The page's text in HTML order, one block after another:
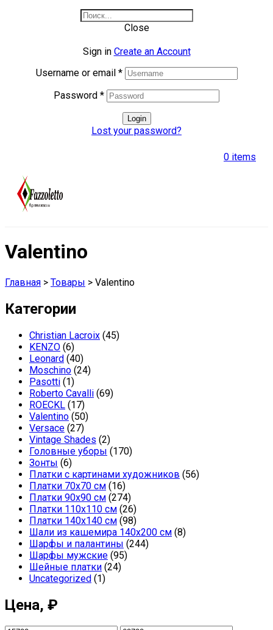
Close
Sign in Create an Account
Username or email *
Password *
Login
Lost your password?
0 items
Valentino
Главная > Товары > Valentino
Категории
Christian Lacroix (45)
KENZO (6)
Leonard (40)
Moschino (24)
Pasotti (1)
Roberto Cavalli (69)
ROECKL (17)
Valentino (50)
Versace (27)
Vintage Shades (2)
Головные уборы (170)
Зонты (6)
Платки с картинами художников (56)
Платки 70х70 см (16)
Платки 90х90 см (274)
Платки 110х110 см (26)
Платки 140х140 см (98)
Шали из кашемира 140х200 см (8)
Шарфы и палантины (244)
Шарфы мужские (95)
Шейные платки (24)
Uncategorized (1)
Цена, ₽